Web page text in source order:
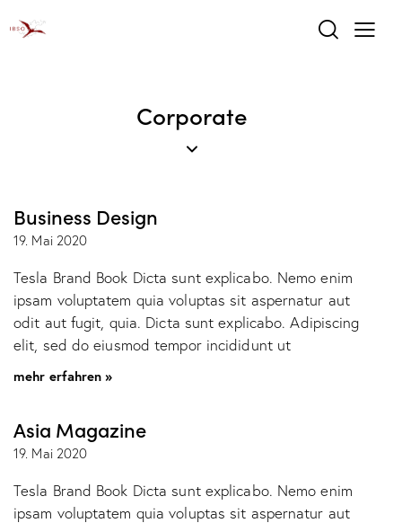
Corporate
Business Design
19. Mai 2020
Tesla Brand Book Dicta sunt explicabo. Nemo enim
ipsam voluptatem quia voluptas sit aspernatur aut
odit aut fugit, quia. Dicta sunt explicabo. Adipiscing
elit, sed do eiusmod tempor incididunt ut
mehr erfahren »
Asia Magazine
19. Mai 2020
Tesla Brand Book Dicta sunt explicabo. Nemo enim
ipsam voluptatem quia voluptas sit aspernatur aut